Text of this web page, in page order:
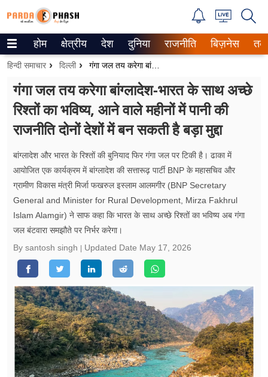
Trending on Google News
ePaper
वेब स्टोरीज
उत्तर प्रदेश
गैलरी
वीडियो
रिलेशनशिप
जीवन मंत्रा
फूड
सेहत
ब्‍यूटी
जॉब्स
होम क्षेत्रीय देश दुनिया राजनीति बिज़नेस
हिन्दी समाचार दिल्ली गंगा जल तय करेगा बांग्लादेश-भारत के साथ अच्छे रिश्तों का भविष्य, आने वाले महीनों में पानी की राजनीति दोनों देशों में बन सकती है बड़ा मुद्दा
गंगा जल तय करेगा बांग्लादेश-भारत के साथ अच्छे
रिश्तों का भविष्य, आने वाले महीनों में पानी की
राजनीति दोनों देशों में बन सकती है बड़ा मुद्दा
बांग्लादेश और भारत के रिश्तों की बुनियाद फिर गंगा जल पर टिकी है। ढाका में
आयोजित एक कार्यक्रम में बांग्लादेश की सत्तारूढ़ पार्टी BNP के महासचिव और
ग्रामीण विकास मंत्री मिर्जा फखरुल इस्लाम आलमगीर (BNP Secretary
General and Minister for Rural Development, Mirza Fakhrul
Islam Alamgir) ने साफ कहा कि भारत के साथ अच्छे रिश्तों का भविष्य अब गंगा
जल बंटवारा समझौते पर निर्भर करेगा।
By santosh singh
Updated Date May 17, 2026